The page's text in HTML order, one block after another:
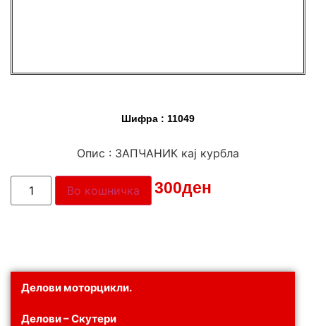
Делови моторцикли.
Делови – Скутери
Шифра : 11049
Опис : ЗАПЧАНИК кај курбла
Цена: 300ден
Во кошничка